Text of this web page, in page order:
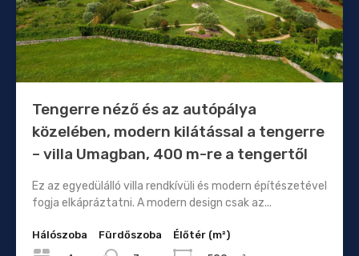
Tengerre néző és az autópálya
közelében, modern kilátással a tengerre
– villa Umagban, 400 m-re a tengertől
Ez az egyedülálló villa rendkívüli és modern építészetével
fogja elkápráztatni. A modern design csak az...
Hálószoba
Fürdőszoba
Élőtér (m²)